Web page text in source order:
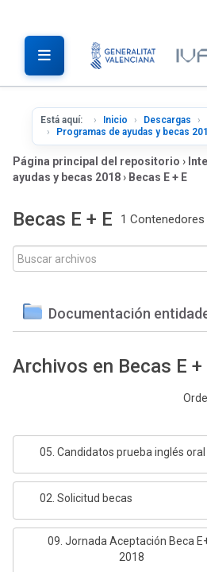
Está aquí: Inicio Descargas
Programas de ayudas y becas
Página principal del repositorio ›
ayudas y becas 2018› Becas E + E
Becas E + E 1 Contenedores
Documentación
Archivos en Becas E +
05. Candidatos prueba inglés oral
02. Solicitud becas
09. Jornada Aceptación Beca
2018